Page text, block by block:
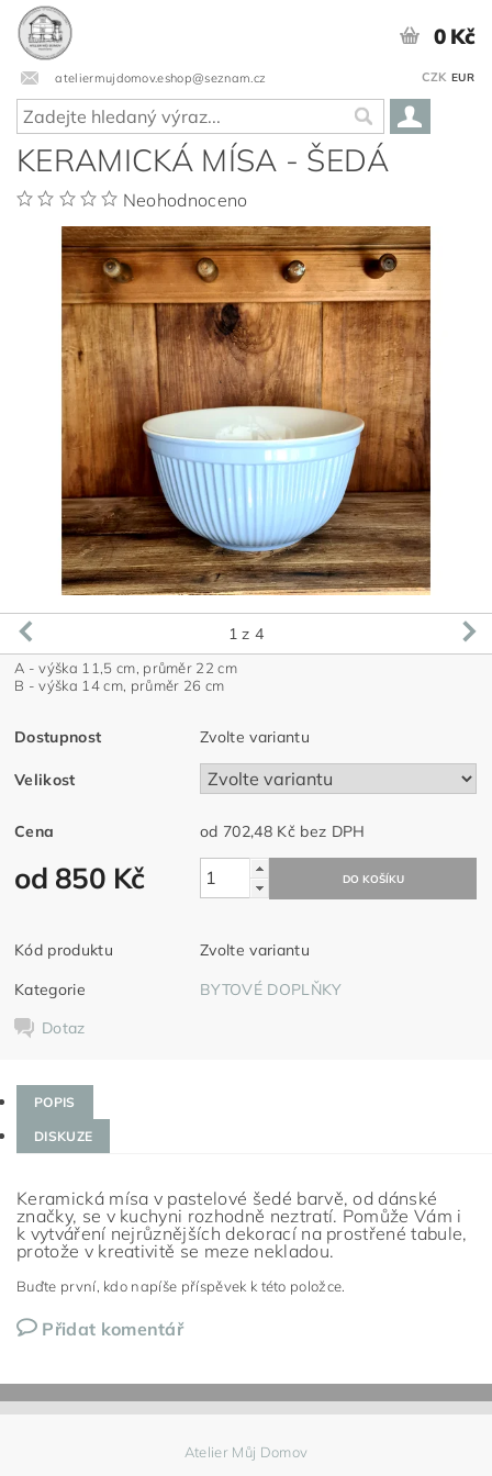
ateliermujdomov.eshop@seznam.cz CZK EUR
0 Kč
KERAMICKÁ MÍSA - ŠEDÁ
Neohodnoceno
1 z 4
A - výška 11,5 cm, průměr 22 cm
B - výška 14 cm, průměr 26 cm
Dostupnost Zvolte variantu
Velikost
Cena od 702,48 Kč bez DPH
od 850 Kč
Kód produktu
Zvolte variantu
Kategorie
BYTOVÉ DOPLŇKY
Dotaz
POPIS
DISKUZE
Keramická mísa v pastelové šedé barvě, od dánské
značky, se v kuchyni rozhodně neztratí. Pomůže Vám i
k vytváření nejrůznějších dekorací na prostřené tabule,
protože v kreativitě se meze nekladou.
Buďte první, kdo napíše příspěvek k této položce.
Přidat komentář
Atelier Můj Domov